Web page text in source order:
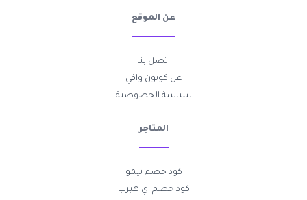
عن الموقع
اتصل بنا
عن كوبون وافي
سياسة الخصوصية
المتاجر
كود خصم تيمو
كود خصم اي هيرب